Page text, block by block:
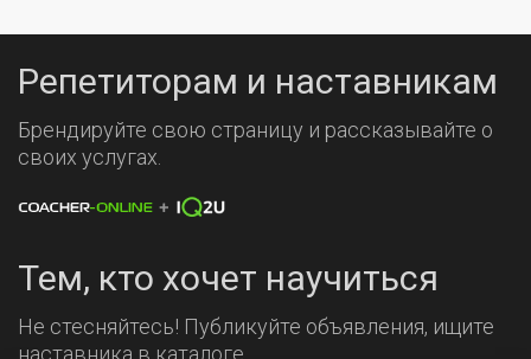
Репетиторам и наставникам
Брендируйте свою страницу и рассказывайте о
своих услугах.
Тем, кто хочет научиться
Не стесняйтесь! Публикуйте объявления, ищите
наставника в каталоге.